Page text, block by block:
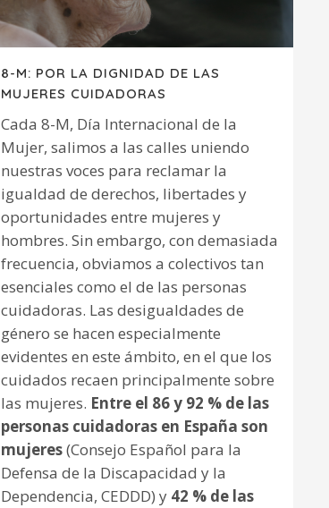
8-M: POR LA DIGNIDAD DE LAS
MUJERES CUIDADORAS
Cada 8-M, Día Internacional de la
Mujer, salimos a las calles uniendo
nuestras voces para reclamar la
igualdad de derechos, libertades y
oportunidades entre mujeres y
hombres. Sin embargo, con demasiada
frecuencia, obviamos a colectivos tan
esenciales como el de las personas
cuidadoras. Las desigualdades de
género se hacen especialmente
evidentes en este ámbito, en el que los
cuidados recaen principalmente sobre
las mujeres. Entre el 86 y 92 % de las
personas cuidadoras en España son
mujeres(Consejo Español para la
Defensa de la Discapacidad y la
Dependencia, CEDDD) y 42 % de las